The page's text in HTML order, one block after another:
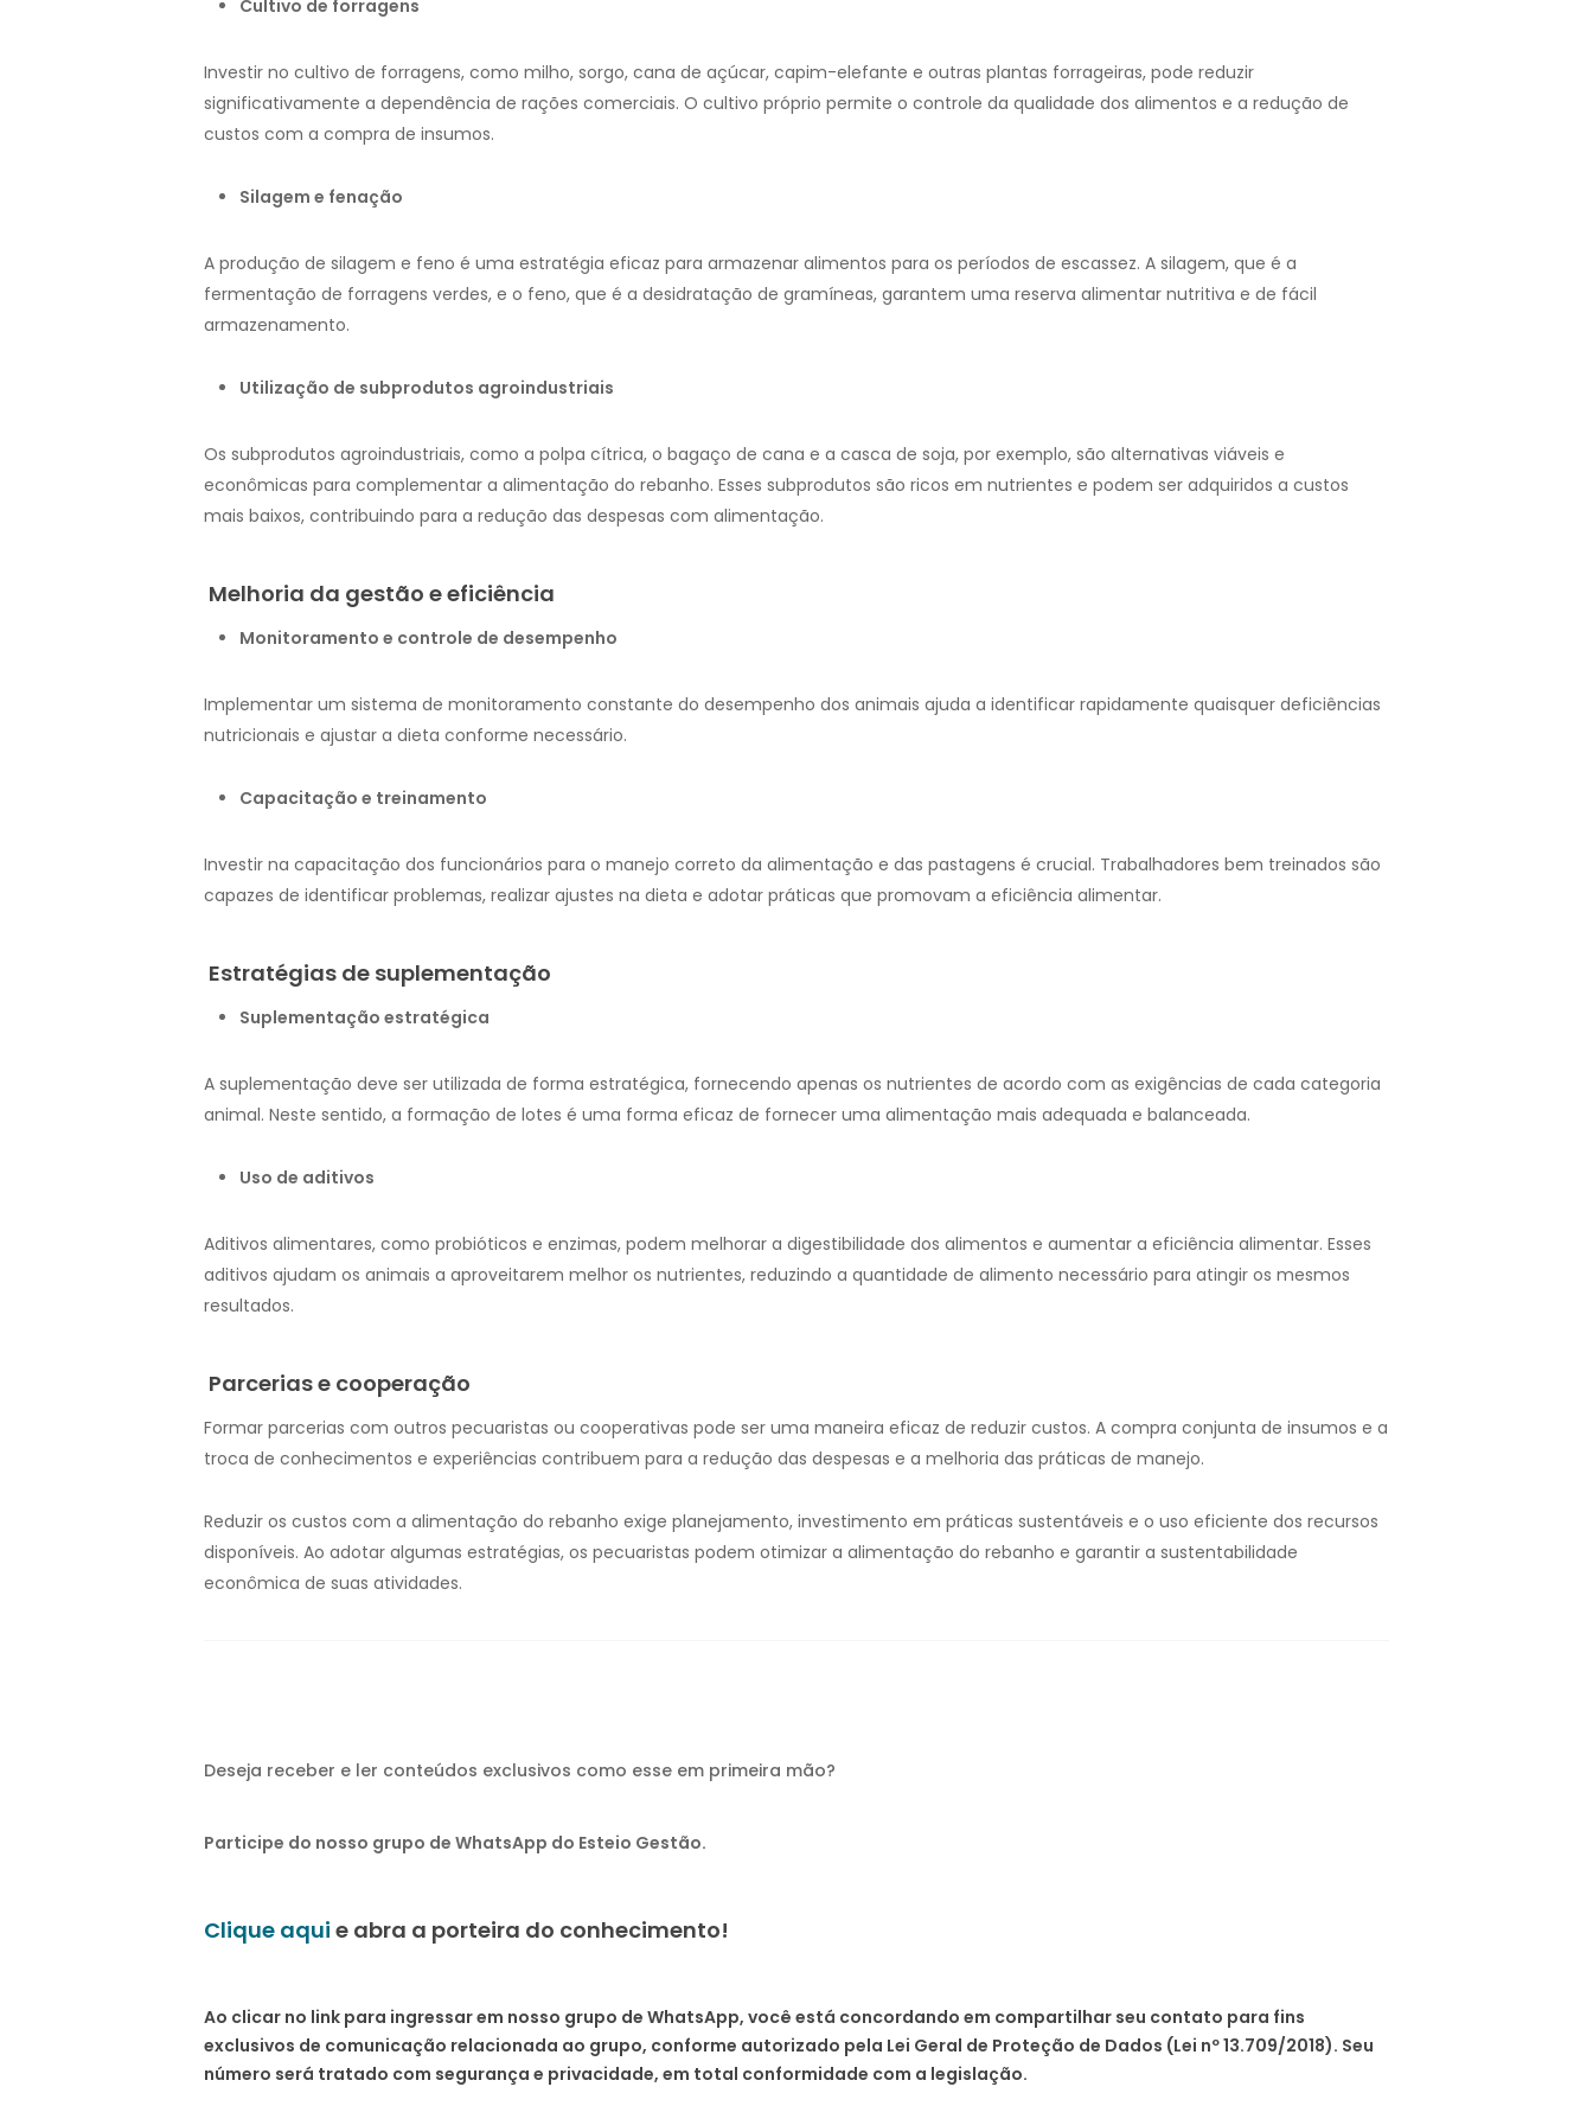
Cultivo de forragens
Investir no cultivo de forragens, como milho, sorgo, cana de açúcar, capim-elefante e outras plantas forrageiras, pode reduzir
significativamente a dependência de rações comerciais. O cultivo próprio permite o controle da qualidade dos alimentos e a redução de
custos com a compra de insumos.
Silagem e fenação
A produção de silagem e feno é uma estratégia eficaz para armazenar alimentos para os períodos de escassez. A silagem, que é a
fermentação de forragens verdes, e o feno, que é a desidratação de gramíneas, garantem uma reserva alimentar nutritiva e de fácil
armazenamento.
Utilização de subprodutos agroindustriais
Os subprodutos agroindustriais, como a polpa cítrica, o bagaço de cana e a casca de soja, por exemplo, são alternativas viáveis e
econômicas para complementar a alimentação do rebanho. Esses subprodutos são ricos em nutrientes e podem ser adquiridos a custos
mais baixos, contribuindo para a redução das despesas com alimentação.
Melhoria da gestão e eficiência
Monitoramento e controle de desempenho
Implementar um sistema de monitoramento constante do desempenho dos animais ajuda a identificar rapidamente quaisquer deficiências
nutricionais e ajustar a dieta conforme necessário.
Capacitação e treinamento
Investir na capacitação dos funcionários para o manejo correto da alimentação e das pastagens é crucial. Trabalhadores bem treinados são
capazes de identificar problemas, realizar ajustes na dieta e adotar práticas que promovam a eficiência alimentar.
Estratégias de suplementação
Suplementação estratégica
A suplementação deve ser utilizada de forma estratégica, fornecendo apenas os nutrientes de acordo com as exigências de cada categoria
animal. Neste sentido, a formação de lotes é uma forma eficaz de fornecer uma alimentação mais adequada e balanceada.
Uso de aditivos
Aditivos alimentares, como probióticos e enzimas, podem melhorar a digestibilidade dos alimentos e aumentar a eficiência alimentar. Esses
aditivos ajudam os animais a aproveitarem melhor os nutrientes, reduzindo a quantidade de alimento necessário para atingir os mesmos
resultados.
Parcerias e cooperação
Formar parcerias com outros pecuaristas ou cooperativas pode ser uma maneira eficaz de reduzir custos. A compra conjunta de insumos e a
troca de conhecimentos e experiências contribuem para a redução das despesas e a melhoria das práticas de manejo.
Reduzir os custos com a alimentação do rebanho exige planejamento, investimento em práticas sustentáveis e o uso eficiente dos recursos
disponíveis. Ao adotar algumas estratégias, os pecuaristas podem otimizar a alimentação do rebanho e garantir a sustentabilidade
econômica de suas atividades.
Deseja receber e ler conteúdos exclusivos como esse em primeira mão?
Participe do nosso grupo de WhatsApp do Esteio Gestão.
Clique aqui e abra a porteira do conhecimento!
Ao clicar no link para ingressar em nosso grupo de WhatsApp, você está concordando em compartilhar seu contato para fins
exclusivos de comunicação relacionada ao grupo, conforme autorizado pela Lei Geral de Proteção de Dados (Lei nº 13.709/2018). Seu
número será tratado com segurança e privacidade, em total conformidade com a legislação.